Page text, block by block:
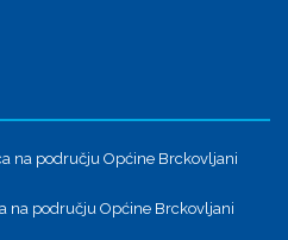
na području Općine Brckovljani
na području Općine Brckovljani